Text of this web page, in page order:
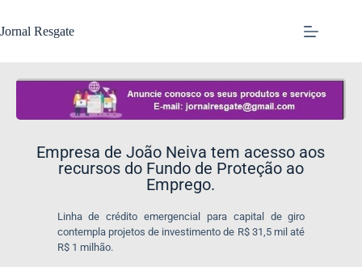
Jornal Resgate
Empresa de João Neiva tem acesso aos
recursos do Fundo de Proteção ao
Emprego.
Linha de crédito emergencial para capital de giro
contempla projetos de investimento de R$ 31,5 mil até
R$ 1 milhão.